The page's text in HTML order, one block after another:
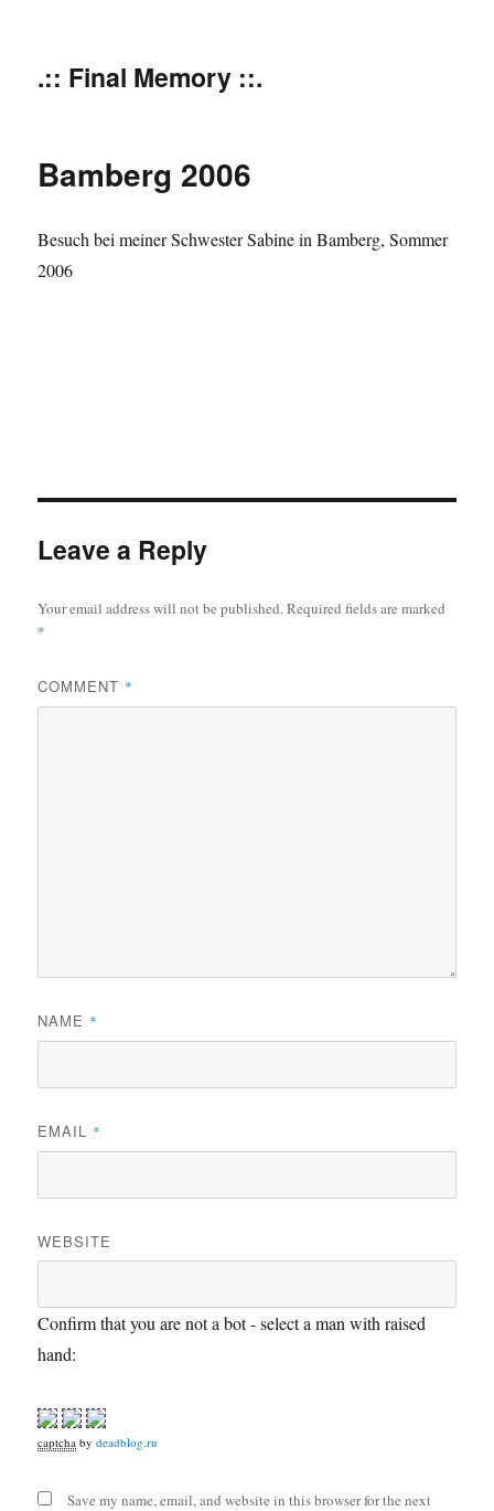
.:: Final Memory ::.
Bamberg 2006
Besuch bei meiner Schwester Sabine in Bamberg, Sommer
2006
Leave a Reply
Your email address will not be published.Required fields are marked
*
COMMENT *
NAME *
EMAIL *
WEBSITE
Confirm that you are not a bot - select a man with raised
hand:
captcha bydeadblog.ru
Save my name, email, and website in this browser for the next